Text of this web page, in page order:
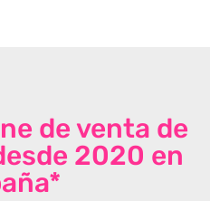
de venta de
2020 en